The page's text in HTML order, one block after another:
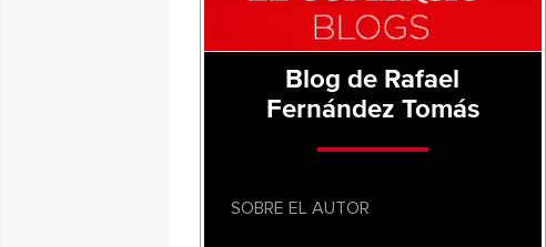
Blog de Rafael
Fernández Tomás
SOBRE EL AUTOR